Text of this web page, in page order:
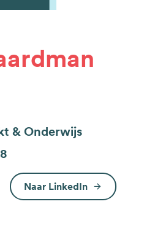
& Onderwijs
Naar LinkedIn